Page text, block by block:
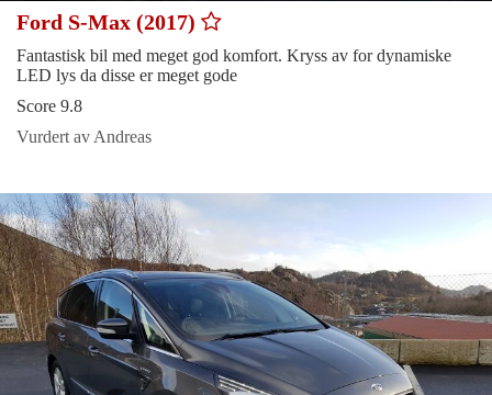
Ford S-Max (2017)
Fantastisk bil med meget god komfort. Kryss av for dynamiske
LED lys da disse er meget gode
Score 9.8
Vurdert av Andreas